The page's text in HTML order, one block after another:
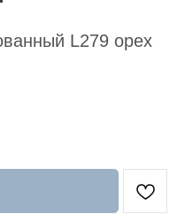
L279 орех